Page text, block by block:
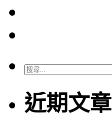
搜
關
鍵
近期文章